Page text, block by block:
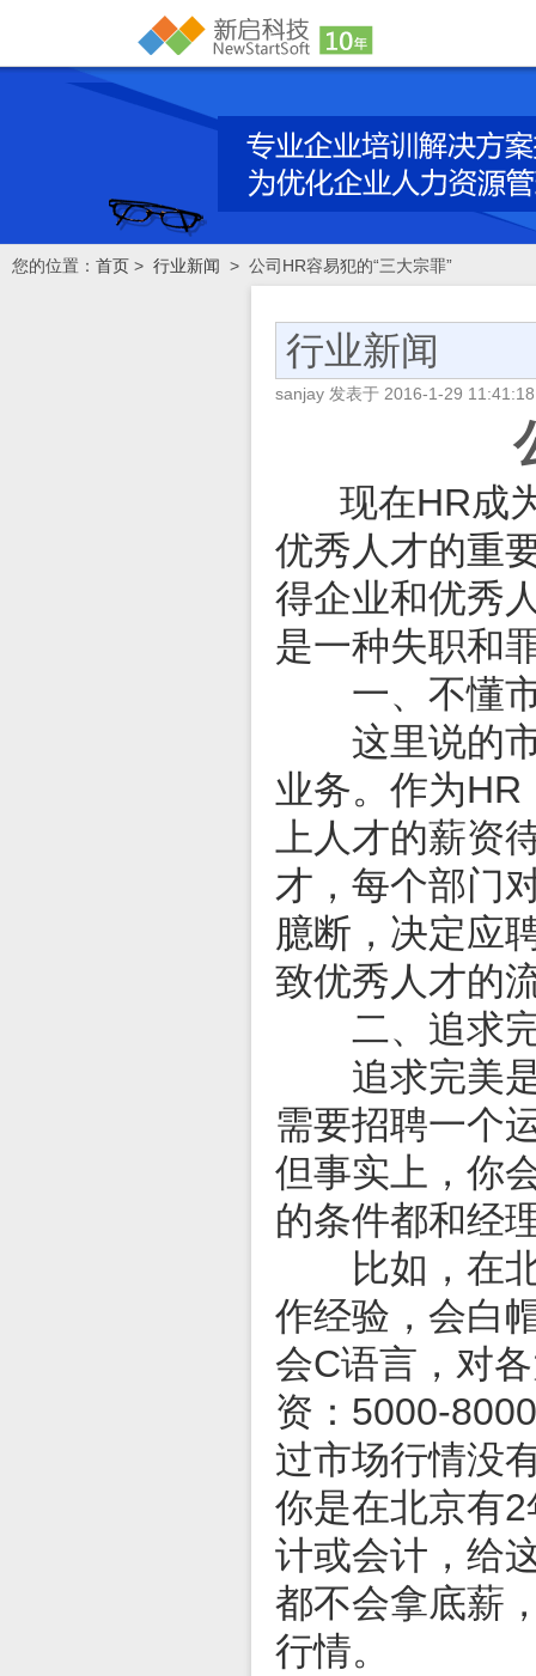
您的位置： 首页 > 行业新闻 > 公司HR容易犯的“三大宗罪”
行业新闻
sanjay 发表于 2016-1-29 11:41:18
现在HR成为
优秀人才的重
得企业和优秀
是一种失职和
一、不懂
这里说的市
业务。作为
上人才的薪资
才，每个部门
臆断，决定应
致优秀人才的
二、追求
追求完美是
需要招聘一个
但事实上，你
的条件都和经
比如，在北
作经验，会白
会C语言，对
资：5000-
过市场行情没
你是在北京有
计或会计，给
都不会拿底薪
行情。